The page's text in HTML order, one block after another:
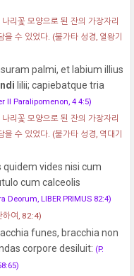
리꽃 모양으로 된 잔의 가장자리
을 수 있었다. (불가타 성경, 열왕기
palmi, et labium illius
lilii; capiebatque tria
II Paralipomenon, 4 4:5)
리꽃 모양으로 된 잔의 가장자리
을 수 있었다. (불가타 성경, 역대기
vides nisi cum
cum calceolis
Deorum, LIBER PRIMUS 82:4)
하여, 82:4)
funes, bracchia non
corpore desiluit: (P.